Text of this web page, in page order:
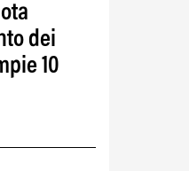
dei
10